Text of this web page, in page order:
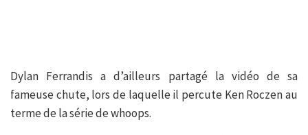
Dylan Ferrandis a d’ailleurs partagé la vidéo de sa
fameuse chute, lors de laquelle il percute Ken Roczen au
terme de la série de whoops.